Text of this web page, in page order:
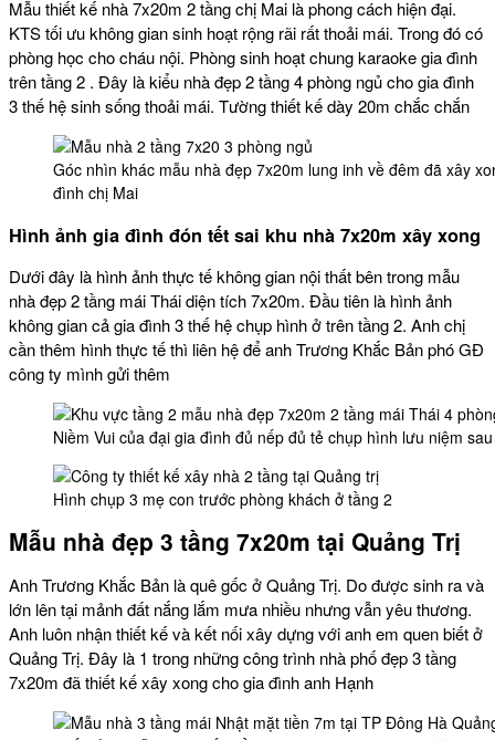
Mẫu thiết kế nhà 7x20m 2 tầng chị Mai là phong cách hiện đại.
KTS tối ưu không gian sinh hoạt rộng rãi rất thoải mái. Trong đó có
phòng học cho cháu nội. Phòng sinh hoạt chung karaoke gia đình
trên tầng 2 . Đây là kiểu nhà đẹp 2 tầng 4 phòng ngủ cho gia đình
3 thế hệ sinh sống thoải mái. Tường thiết kế dày 20m chắc chắn
Góc nhìn khác mẫu nhà đẹp 7x20m lung inh về đêm đã xây
đình chị Mai
Hình ảnh gia đình đón tết sai khu nhà 7x20m xây xong
Dưới đây là hình ảnh thực tế không gian nội thất bên trong mẫu
nhà đẹp 2 tầng mái Thái diện tích 7x20m. Đầu tiên là hình ảnh
không gian cả gia đình 3 thế hệ chụp hình ở trên tầng 2. Anh chị
cần thêm hình thực tế thì liên hệ để anh Trương Khắc Bản phó GĐ
công ty mình gửi thêm
Niềm Vui của đại gia đình đủ nếp đủ tẻ chụp hình lưu niệm
Hình chụp 3 mẹ con trước phòng khách ở tầng 2
Mẫu nhà đẹp 3 tầng 7x20m tại Quảng Trị
Anh Trương Khắc Bản là quê gốc ở Quảng Trị. Do được sinh ra và
lớn lên tại mảnh đất nắng lắm mưa nhiều nhưng vẫn yêu thương.
Anh luôn nhận thiết kế và kết nối xây dựng với anh em quen biết ở
Quảng Trị. Đây là 1 trong những công trình nhà phố đẹp 3 tầng
7x20m đã thiết kế xây xong cho gia đình anh Hạnh